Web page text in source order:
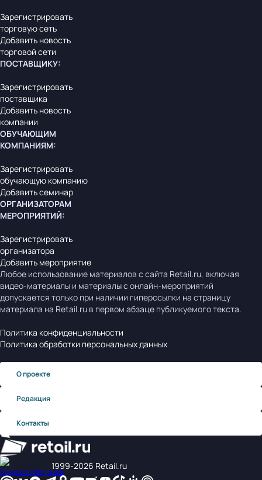
Зарегистрировать
торговую сеть
Добавить новость
торговой сети
ПОСТАВЩИКУ:
Зарегистрировать
поставщика
Добавить новость
компании
ОБУЧАЮЩИМ
КОМПАНИЯМ:
Зарегистрировать
обучающую компанию
Добавить семинар
ОРГАНИЗАТОРАМ
МЕРОПРИЯТИЙ:
Зарегистрировать
организатора
Добавить мероприятие
Любое использование материалов с сайта Retail.ru, включая
видео-материалы и материалы с онлайн-мероприятий
допускается только при наличии гиперссылки на страницу
материала на Retail.ru в первом абзаце публикуемого текста.
Политика конфиденциальности
Политика обработки персональных данных
О проекте
Редакция
Контакты
1999‑2026 Retail.ru